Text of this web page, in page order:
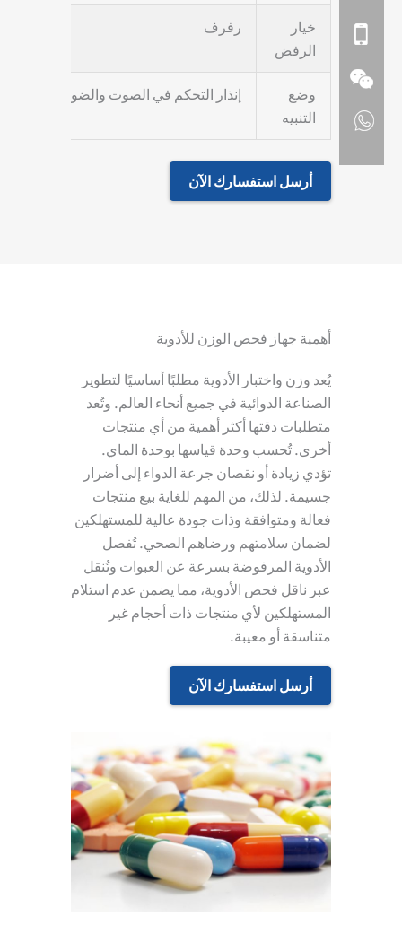
خيار
الرفض
رفرف
وضع
التنبيه
إنذار التحكم في الصوت والضوء
أرسل استفسارك الآن
أهمية جهاز فحص الوزن للأدوية
يُعد وزن واختبار الأدوية مطلبًا أساسيًا لتطوير
الصناعة الدوائية في جميع أنحاء العالم. وتُعد
متطلبات دقتها أكثر أهمية من أي منتجات
أخرى. تُحسب وحدة قياسها بوحدة الماي.
تؤدي زيادة أو نقصان جرعة الدواء إلى أضرار
جسيمة. لذلك، من المهم للغاية بيع منتجات
فعالة ومتوافقة وذات جودة عالية للمستهلكين
لضمان سلامتهم ورضاهم الصحي. تُفصل
الأدوية المرفوضة بسرعة عن العبوات وتُنقل
عبر ناقل فحص الأدوية، مما يضمن عدم استلام
المستهلكين لأي منتجات ذات أحجام غير
متناسقة أو معيبة.
أرسل استفسارك الآن